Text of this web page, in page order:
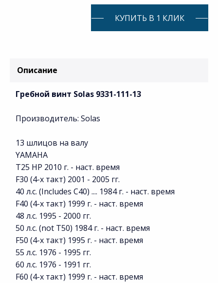
КУПИТЬ В 1 КЛИК
Описание
Гребной винт Solas 9331-111-13
Производитель: Solas
13 шлицов на валу
YAMAHA
T25 HP 2010 г. - наст. время
F30 (4-х такт) 2001 - 2005 гг.
40 л.с. (Includes C40) .... 1984 г. - наст. время
F40 (4-х такт) 1999 г. - наст. время
48 л.с. 1995 - 2000 гг.
50 л.с. (not T50) 1984 г. - наст. время
F50 (4-х такт) 1995 г. - наст. время
55 л.с. 1976 - 1995 гг.
60 л.с. 1976 - 1991 гг.
F60 (4-х такт) 1999 г. - наст. время